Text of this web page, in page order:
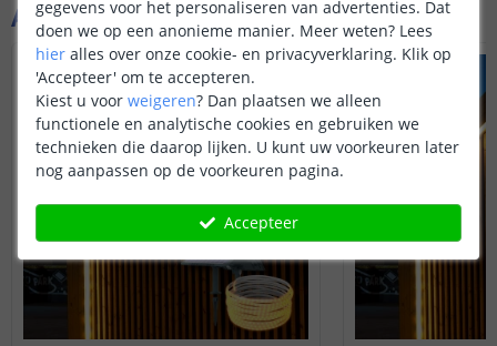
Aanvullende producten
gegevens voor het personaliseren van advertenties. Dat
doen we op een anonieme manier. Meer weten? Lees
hier alles over onze cookie- en privacyverklaring. Klik op
'Accepteer' om te accepteren.
Kiest u voor weigeren? Dan plaatsen we alleen
functionele en analytische cookies en gebruiken we
technieken die daarop lijken. U kunt uw voorkeuren later
nog aanpassen op de voorkeuren pagina.
Accepteer